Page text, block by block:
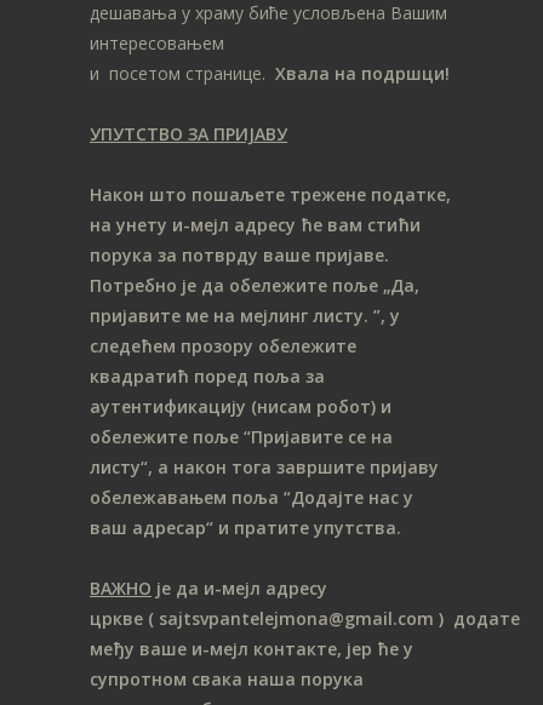
дешавања у храму биће условљена Вашим
интересовањем
и посетом странице. Хвала на подршци!
УПУТСТВО ЗА ПРИЈАВУ
Након што пошаљете трежене податке,
на унету и-мејл адресу ће вам стићи
порука за потврду ваше пријаве.
Потребно је да обележите поље „Да,
пријавите ме на мeјлинг листу. ”, у
следећем прозору обележите
квадратић поред поља за
аутентификацију (нисам робот) и
обележите поље “Пријавите се на
листу“, а након тога завршите пријаву
обележавањем поља “Додајте нас у
ваш адресар“ и пратите упутства.
ВАЖНО је да и-мејл адресу
цркве ( sajtsvpantelejmona@gmail.com ) додате
међу ваше и-мејл контакте, јер ће у
супротном свака наша порука